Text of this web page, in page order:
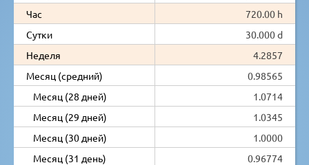
Час
720.00 h
Сутки
30.000 d
Неделя
4.2857
Месяц (средний)
0.98565
Месяц (28 дней)
1.0714
Месяц (29 дней)
1.0345
Месяц (30 дней)
1.0000
Месяц (31 день)
0.96774